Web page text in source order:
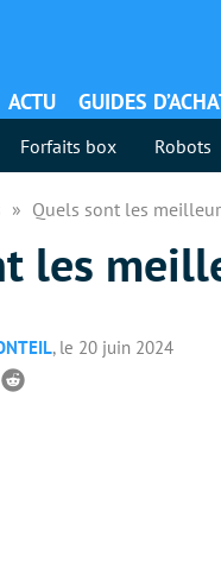
ACTU GUIDES
Forfaits box Robots
Quels sont les
les
, le 20 juin 2024
Reddit